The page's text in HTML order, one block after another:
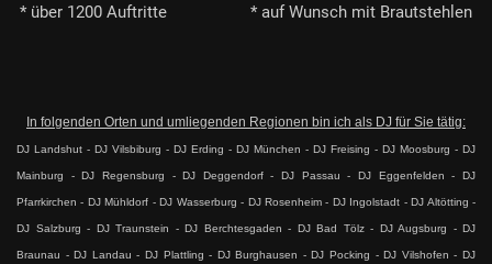
* über 1200 Auftritte
* auf Wunsch mit Brautstehlen
In folgenden Orten und umliegenden Regionen bin ich als DJ für Sie tätig:
DJ Landshut - DJ Vilsbiburg - DJ Erding - DJ München - DJ Freising - DJ Moosburg - DJ
Mainburg - DJ Regensburg - DJ Deggendorf - DJ Passau - DJ Eggenfelden - DJ
Pfarrkirchen - DJ Mühldorf - DJ Wasserburg - DJ Rosenheim - DJ Ingolstadt - DJ Altötting -
DJ Salzburg - DJ Traunstein - DJ Berchtesgaden - DJ Bad Tölz - DJ Augsburg - DJ
Braunau - DJ Landau - DJ Plattling - DJ Burghausen - DJ Pocking - DJ Vilshofen - DJ